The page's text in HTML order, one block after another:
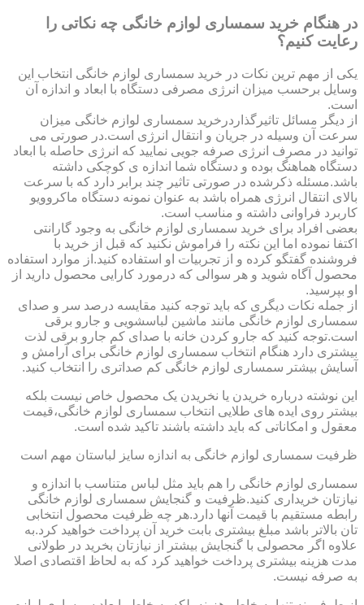
در هنگام خرید سمساری لوازم خانگی چه نکاتی را
رعایت کنیم؟
یکی از مهم ترین نکات در خرید سمساری لوازم خانگی انتخاب این
وسایل برحسب میزان انرژی مصرفی دستگاه با ابعاد و اندازه آن
است.
از دیگر مسائل تاثیرگذاردرخرید سمساری لوازم خانگی میزان
سرعت آن وسیله در جریان و انتقال انرژی است.در صورتی می
توانید در مصرف انرژی صرفه جویی نمایید که انرژی حاصله با ابعاد
دستگاه هماهنگ بوده و دستگاه شما اندازه ی کوچکی داشته
باشد.مسئله ذکرشده در صورتی تاثیر چند برابر دارد که با سرعت
بالای انتقال انرژی همراه باشد به عنوان نمونه دستگاه ماکروویو
کاربرد فراوانی داشته و مناسب است.
بعضی افراد برای خرید سمساری لوازم خانگی به وجود گارانتی
اکتفا نموده اما این نکته را فراموش نکنید که قبل از خرید با
فروشنده گفتگو کرده و از تجربیات او استفاده کنید.از موارد استفاده
محصول آگاه شوید و هر سوالی که درمورد کارایی محصول دارید از
او بپرسید.
از جمله نکات دیگری که باید توجه کنید مقایسه درصد سر و صدای
سمساری لوازم خانگی مانند ماشین لباسشویی و جارو برقی
است.توجه کنید که جارو کردن خانه با صدای کم جارو برقی لذت
بیشتری دارد هنگام انتخاب سمساری لوازم خانگی برای آرامش و
آسایش بیشتر سمساری لوازم خانگی کم صداتری را انتخاب کنید.
این نوشته درباره خریدن یا نخریدن یک محصول خاص نیست بلکه
بیشتر روی ایده های طلایی انتخاب سمساری لوازم خانگی،قیمت
معقول و امکاناتی که باید داشته باشند تاکید شده است.
ظرفیت سمساری لوازم خانگی به اندازه سایز لباستان مهم است
سمساری لوازم خانگی را هم باید مثل لباس متناسب با اندازه و
نیازتان خریداری کنید.ظرفیت و گنجایش سمساری لوازم خانگی
رابطه مستقیم با قیمت آنها دارد.هر چه ظرفیت محصول انتخابی
تان بالاتر باشد مبلغ بیشتری بابت خرید آن پرداخت خواهید کرد.به
علاوه اگر محصولی با گنجایش بیشتر از نیازتان بخرید در طولانی
مدت هزینه بیشتری پرداخت خواهید کرد که به لحاظ اقتصادی اصلا
به صرفه نیست.